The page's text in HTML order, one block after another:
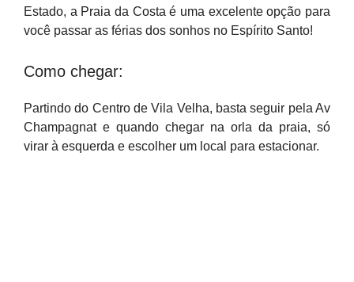
Estado, a Praia da Costa é uma excelente opção para
você passar as férias dos sonhos no Espírito Santo!
Como chegar:
Partindo do Centro de Vila Velha, basta seguir pela Av
Champagnat e quando chegar na orla da praia, só
virar à esquerda e escolher um local para estacionar.